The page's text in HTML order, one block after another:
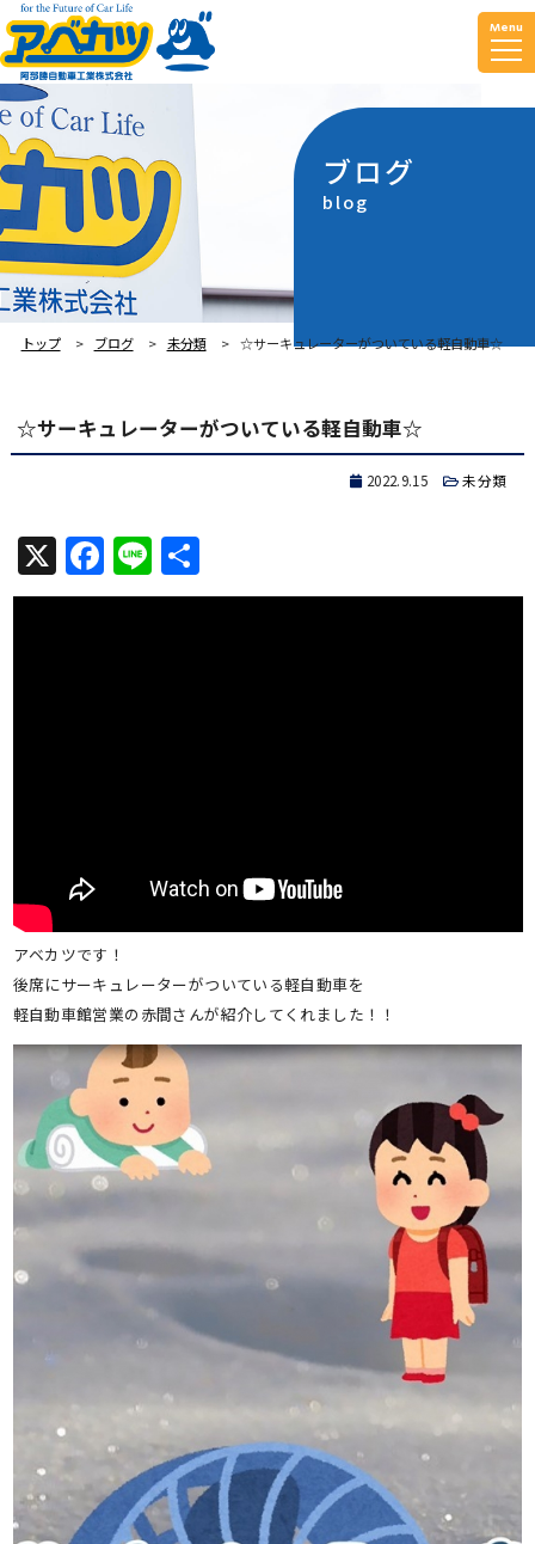
Menu
ブログ
blog
トップ ブログ 未分類 ☆サーキュレーターがついている軽自動車☆
☆サーキュレーターがついている軽自動車☆
2022.9.15 未分類
X Facebook
Line共
有
アベカツです！
後席にサーキュレーターがついている軽自動車を
軽自動車館営業の赤間さんが紹介してくれました！！